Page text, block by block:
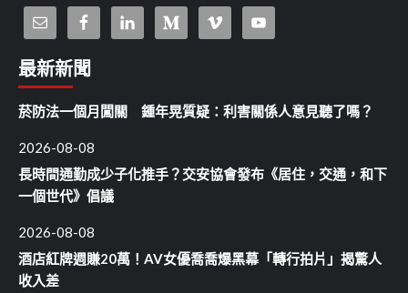
最新新聞
菸防法一個月闖關 鍾年晃質疑：利害關係人意見聽了嗎？
2026-08-08
長時間通勤成少子化推手？交安協會發布《居住，交通，和下
一個世代》倡議
2026-08-08
酒店紅牌週賺20萬！AV女優喬喬爆黑幕「轉行拍片」揭驚人
收入差